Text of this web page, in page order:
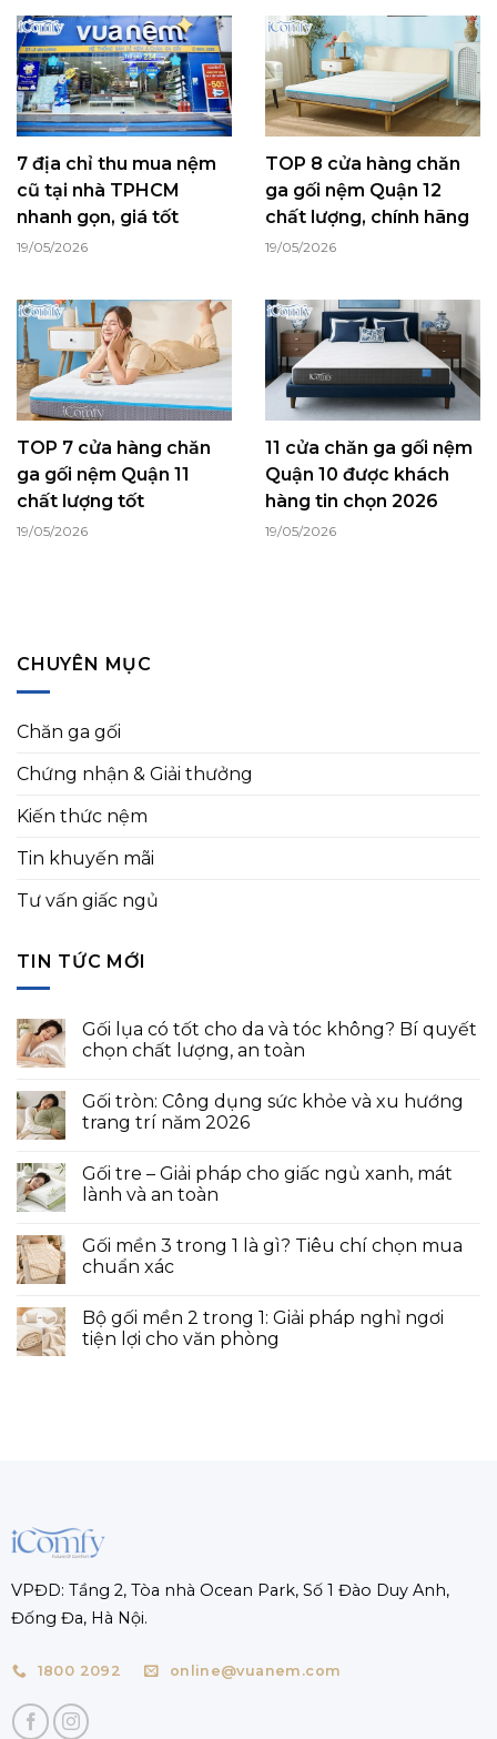
7 địa chỉ thu mua nệm
cũ tại nhà TPHCM
nhanh gọn, giá tốt
19/05/2026
TOP 8 cửa hàng chăn
ga gối nệm Quận 12
chất lượng, chính hãng
19/05/2026
TOP 7 cửa hàng chăn
ga gối nệm Quận 11
chất lượng tốt
19/05/2026
11 cửa chăn ga gối nệm
Quận 10 được khách
hàng tin chọn 2026
19/05/2026
CHUYÊN MỤC
Chăn ga gối
Chứng nhận & Giải thưởng
Kiến thức nệm
Tin khuyến mãi
Tư vấn giấc ngủ
TIN TỨC MỚI
Gối lụa có tốt cho da và tóc không? Bí quyết
chọn chất lượng, an toàn
Gối tròn: Công dụng sức khỏe và xu hướng
trang trí năm 2026
Gối tre – Giải pháp cho giấc ngủ xanh, mát
lành và an toàn
Gối mền 3 trong 1 là gì? Tiêu chí chọn mua
chuẩn xác
Bộ gối mền 2 trong 1: Giải pháp nghỉ ngơi
tiện lợi cho văn phòng
VPĐD: Tầng 2, Tòa nhà Ocean Park, Số 1 Đào Duy Anh,
Đống Đa, Hà Nội.
1800 2092 online@vuanem.com